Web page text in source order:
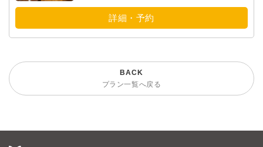
詳細・予約
プラン一覧へ戻る